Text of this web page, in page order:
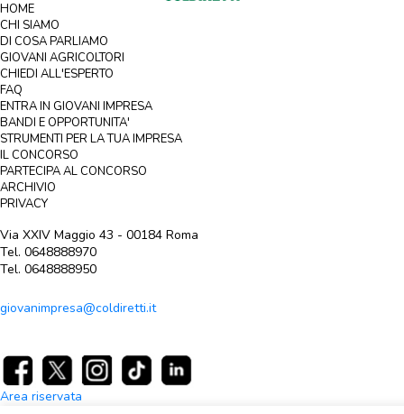
HOME
CHI SIAMO
DI COSA PARLIAMO
GIOVANI AGRICOLTORI
CHIEDI ALL'ESPERTO
FAQ
ENTRA IN GIOVANI IMPRESA
BANDI E OPPORTUNITA'
STRUMENTI PER LA TUA IMPRESA
IL CONCORSO
PARTECIPA AL CONCORSO
ARCHIVIO
PRIVACY
Via XXIV Maggio 43 - 00184 Roma
Tel. 0648888970
Tel. 0648888950
giovanimpresa@coldiretti.it
Area riservata